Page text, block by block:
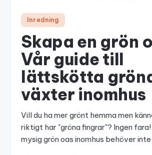
Inredning
Skapa en grön
Vår guide till
lättskötta
växter inomhus
Vill du ha mer grönt hemma men
riktigt har "gröna fingrar"? Ingen
mysig grön oas inomhus behöver